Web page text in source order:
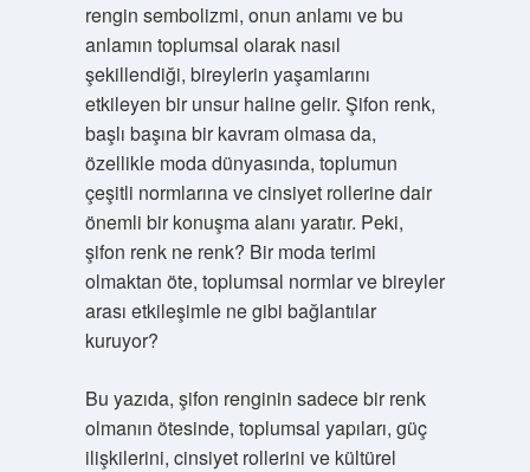
rengin sembolizmi, onun anlamı ve bu
anlamın toplumsal olarak nasıl
şekillendiği, bireylerin yaşamlarını
etkileyen bir unsur haline gelir. Şifon renk,
başlı başına bir kavram olmasa da,
özellikle moda dünyasında, toplumun
çeşitli normlarına ve cinsiyet rollerine dair
önemli bir konuşma alanı yaratır. Peki,
şifon renk ne renk? Bir moda terimi
olmaktan öte, toplumsal normlar ve bireyler
arası etkileşimle ne gibi bağlantılar
kuruyor?
Bu yazıda, şifon renginin sadece bir renk
olmanın ötesinde, toplumsal yapıları, güç
ilişkilerini, cinsiyet rollerini ve kültürel